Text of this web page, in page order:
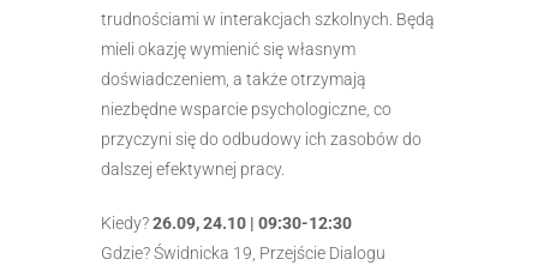
trudnościami w interakcjach szkolnych. Będą
mieli okazję wymienić się własnym
doświadczeniem, a także otrzymają
niezbędne wsparcie psychologiczne, co
przyczyni się do odbudowy ich zasobów do
dalszej efektywnej pracy.
Kiedy?26.09, 24.10 | 09:30-12:30
Gdzie? Świdnicka 19, Przejście Dialogu